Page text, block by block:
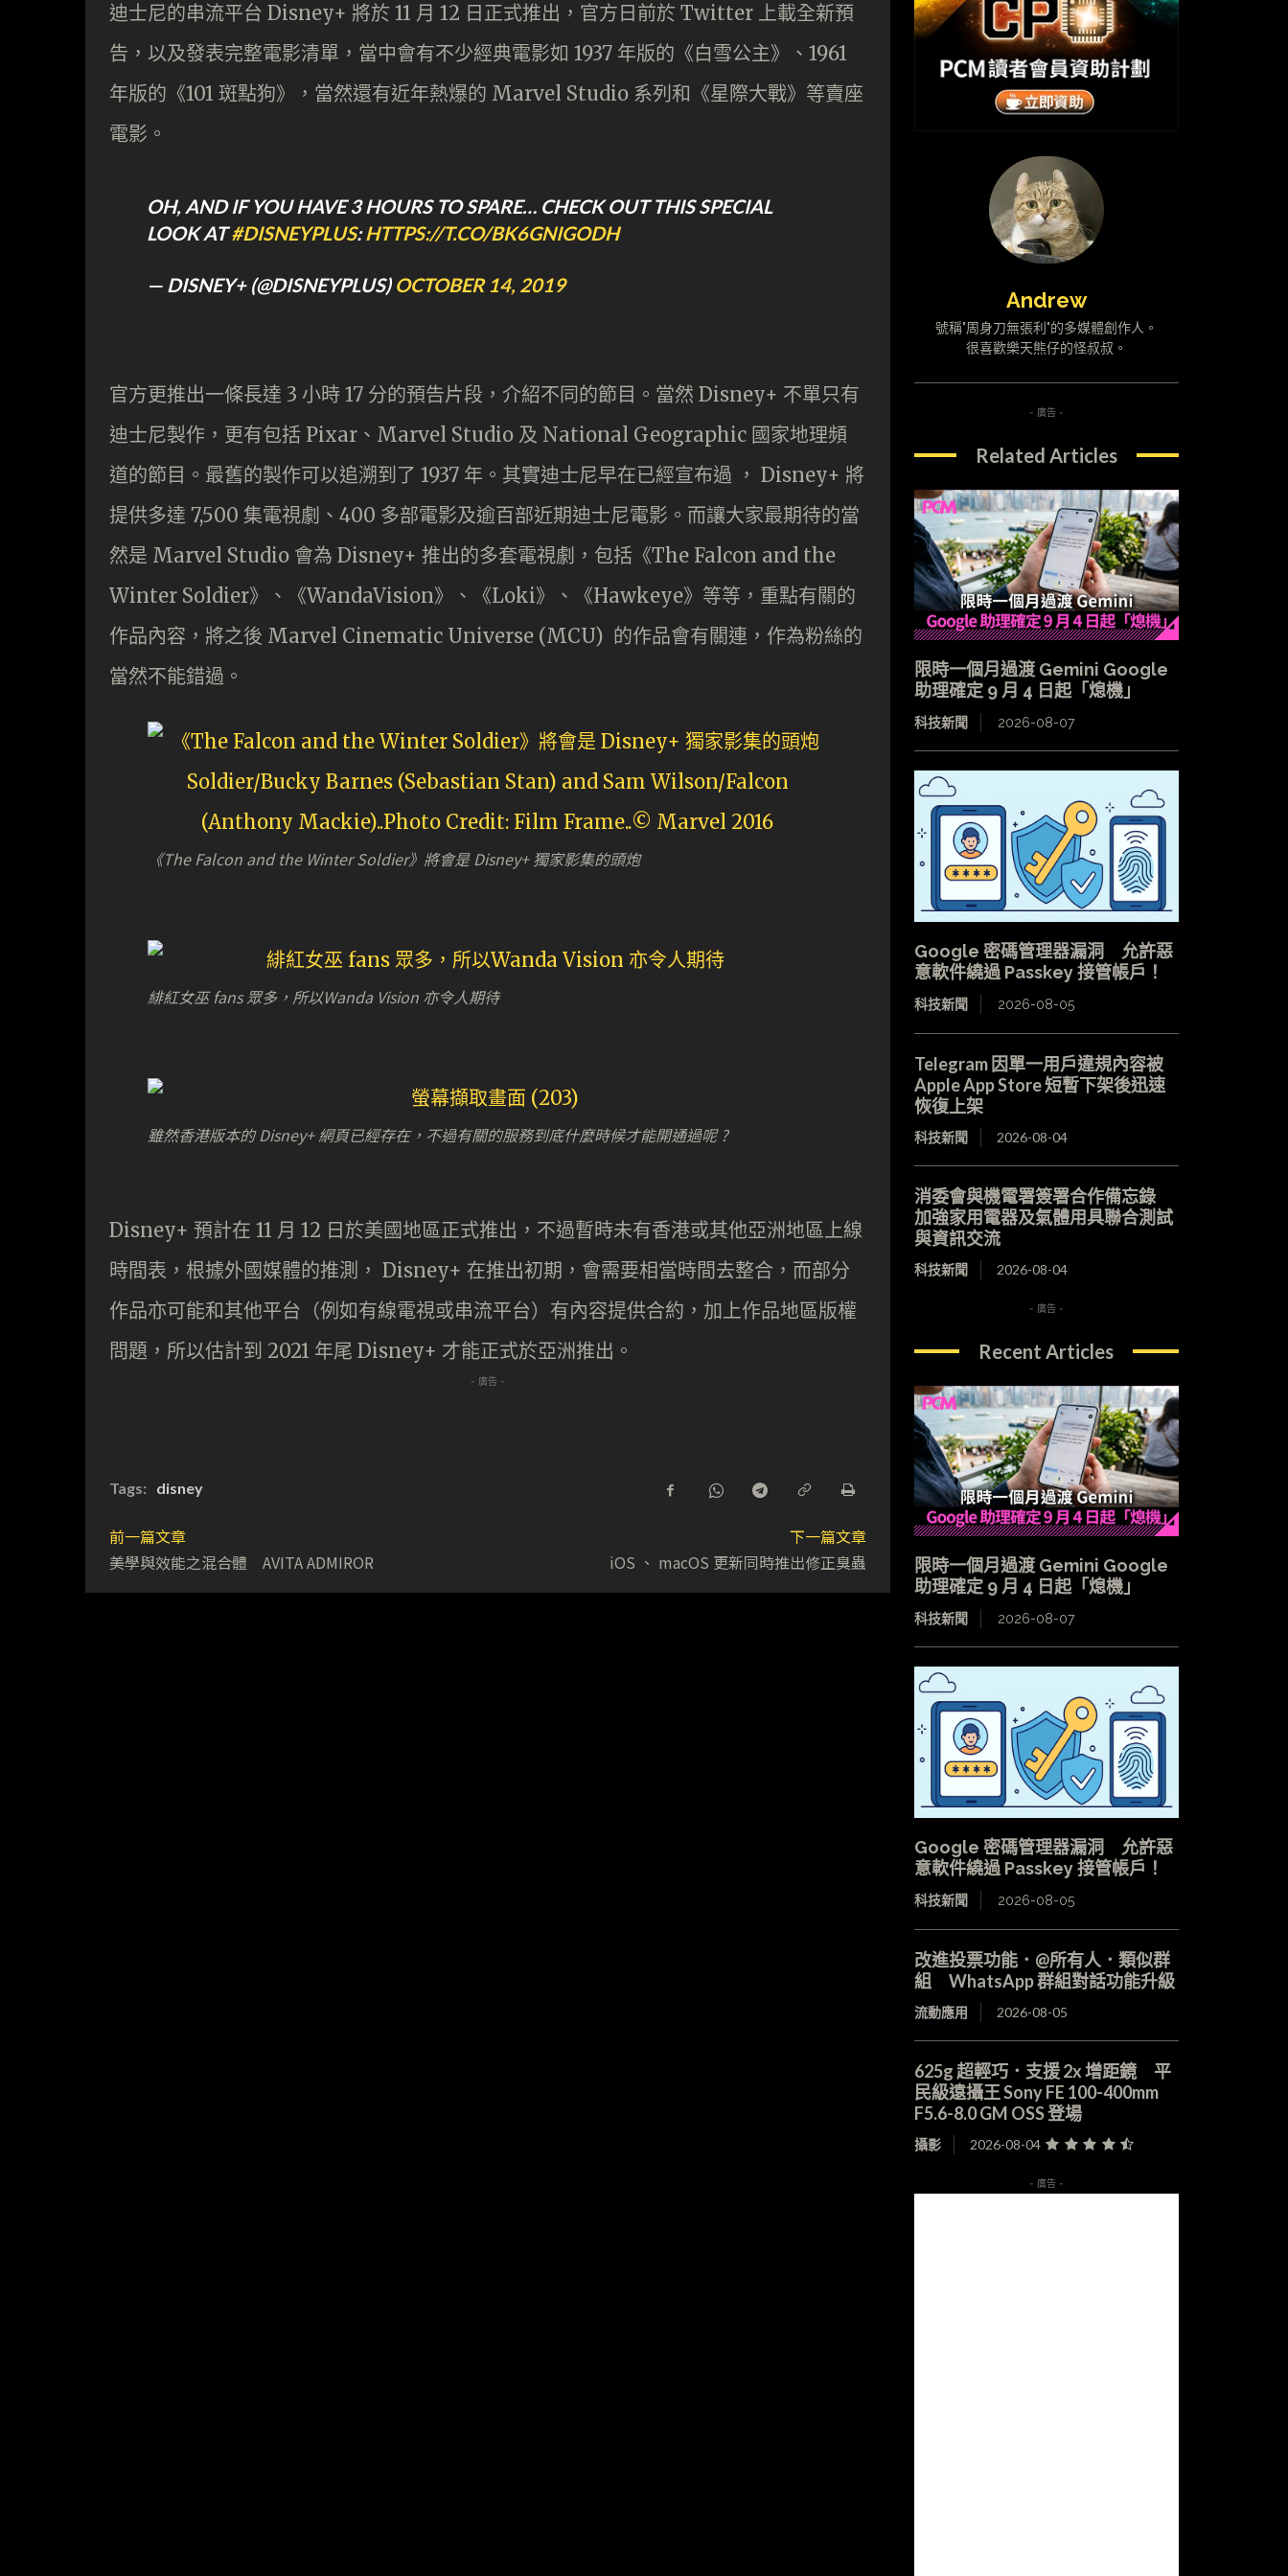
迪士尼的串流平台 Disney+ 將於 11 月 12 日正式推出，官方日前於 Twitter 上載全新預
告，以及發表完整電影清單，當中會有不少經典電影如 1937 年版的《白雪公主》、1961
年版的《101 斑點狗》，當然還有近年熱爆的 Marvel Studio 系列和《星際大戰》等賣座
電影。
OH, AND IF YOU HAVE 3 HOURS TO SPARE… CHECK OUT THIS SPECIAL
LOOK AT#DISNEYPLUS:HTTPS://T.CO/BK6GNIGODH
— DISNEY+ (@DISNEYPLUS) OCTOBER 14, 2019
官方更推出一條長達 3 小時 17 分的預告片段，介紹不同的節目。當然 Disney+ 不單只有
迪士尼製作，更有包括 Pixar、Marvel Studio 及 National Geographic 國家地理頻
道的節目。最舊的製作可以追溯到了 1937 年。其實迪士尼早在已經宣布過 ， Disney+ 將
提供多達 7,500 集電視劇、400 多部電影及逾百部近期迪士尼電影。而讓大家最期待的當
然是 Marvel Studio 會為 Disney+ 推出的多套電視劇，包括《The Falcon and the
Winter Soldier》、《WandaVision》、《Loki》、《Hawkeye》等等，重點有關的
作品內容，將之後 Marvel Cinematic Universe (MCU) 的作品會有關連，作為粉絲的
當然不能錯過。
《The Falcon and the Winter Soldier》將會是 Disney+ 獨家影集的頭炮
緋紅女巫 fans 眾多，所以Wanda Vision 亦令人期待
雖然香港版本的 Disney+ 網頁已經存在，不過有關的服務到底什麼時候才能開通過呢 ?
Disney+ 預計在 11 月 12 日於美國地區正式推出，不過暫時未有香港或其他亞洲地區上線
時間表，根據外國媒體的推測， Disney+ 在推出初期，會需要相當時間去整合，而部分
作品亦可能和其他平台（例如有線電視或串流平台）有內容提供合約，加上作品地區版權
問題，所以估計到 2021 年尾 Disney+ 才能正式於亞洲推出。
- 廣告 -
Tags: disney
前一篇文章
美學與效能之混合體 AVITA ADMIROR
下一篇文章
iOS 、 macOS 更新同時推出修正臭蟲
Andrew
號稱"周身刀無張利"的多媒體創作人。
很喜歡樂天熊仔的怪叔叔。
- 廣告 -
Related Articles
限時一個月過渡 Gemini Google
助理確定 9 月 4 日起「熄機」
科技新聞 2026-08-07
Google 密碼管理器漏洞 允許惡
意軟件繞過 Passkey 接管帳戶！
科技新聞 2026-08-05
Telegram 因單一用戶違規內容被
Apple App Store 短暫下架後迅速
恢復上架
科技新聞 2026-08-04
消委會與機電署簽署合作備忘錄
加強家用電器及氣體用具聯合測試
與資訊交流
科技新聞 2026-08-04
- 廣告 -
Recent Articles
限時一個月過渡 Gemini Google
助理確定 9 月 4 日起「熄機」
科技新聞 2026-08-07
Google 密碼管理器漏洞 允許惡
意軟件繞過 Passkey 接管帳戶！
科技新聞 2026-08-05
改進投票功能．@所有人．類似群
組 WhatsApp 群組對話功能升級
流動應用 2026-08-05
625g 超輕巧．支援 2x 增距鏡 平
民級遠攝王 Sony FE 100-400mm
F5.6-8.0 GM OSS 登場
攝影 2026-08-04
- 廣告 -